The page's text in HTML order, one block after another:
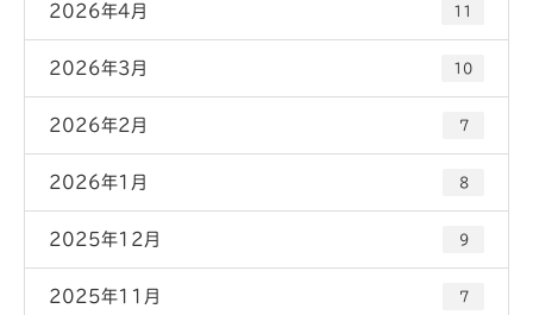
2026年4月 11
2026年3月 10
2026年2月 7
2026年1月 8
2025年12月 9
2025年11月 7